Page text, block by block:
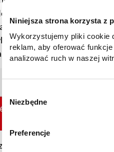
Niniejsza strona korzysta z
Wykorzystujemy pliki cookie
reklam, aby oferować
analizować ruch w naszej
zgody, udostępniamy
informacje z innymi danymi
znajdą Państwo klikając w
Niezbędne
Preferencje
z polecanymi
rabaty przy
lub komunikaty typu
Ci tylko 10 zł”.
w stylu